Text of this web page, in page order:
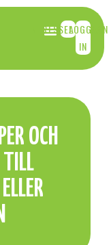
INTRESSEANMÄLAN
LOGGA
IN
OCH
TILL